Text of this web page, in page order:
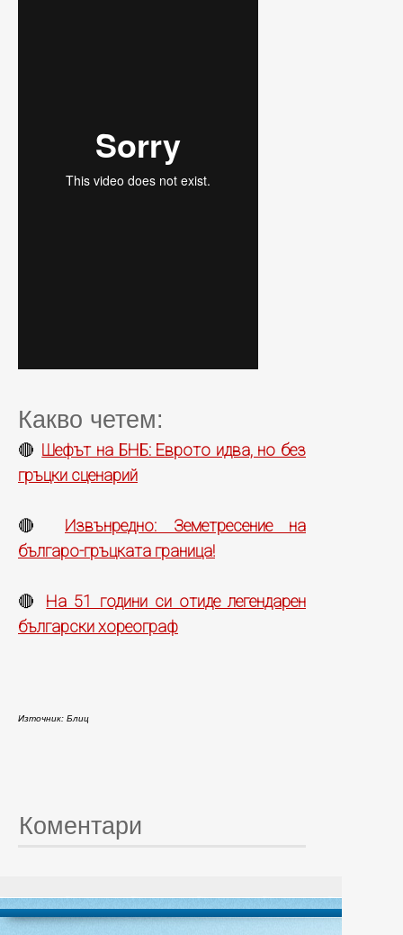
Какво четем:
🔴 Шефът на БНБ: Еврото идва, но без
гръцки сценарий
🔴 Извънредно: Земетресение на
българо-гръцката граница!
🔴 На 51 години си отиде легендарен
български хореограф
Източник: Блиц
Коментари